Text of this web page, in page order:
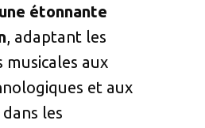
une étonnante
, adaptant les
aux
et aux
les